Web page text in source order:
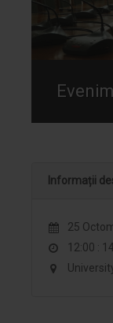
Informații
25
12:00 :